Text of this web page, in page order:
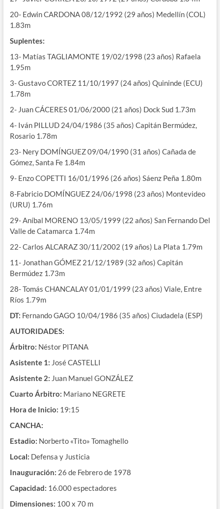
20- Edwin CARDONA 08/12/1992 (29 años) Medellín (COL)
1.83m
Suplentes:
13- Matías TAGLIAMONTE 19/02/1998 (23 años) Rafaela
1.95m
3- Gustavo CORTEZ 11/10/1997 (24 años) Quininde (ECU)
1.78m
2- Juan CÁCERES 01/06/2000 (21 años) Dock Sud 1.73m
4- Iván PILLUD 24/04/1986 (35 años) Capitán Bermúdez,
Rosario 1.78m
23- Nery DOMÍNGUEZ 09/04/1990 (31 años) Cañada de
Gómez, Santa Fe 1.84m
9- Enzo COPETTI 16/01/1996 (26 años) Sáenz Peña 1.80m
8-Fabricio DOMÍNGUEZ 24/06/1998 (23 años) Montevideo
(URU) 1.76m
29- Aníbal MORENO 13/05/1999 (22 años) San Fernando Del
Valle de Catamarca 1.74m
22- Carlos ALCARAZ 30/11/2002 (19 años) La Plata 1.79m
11- Jonathan GÓMEZ 21/12/1989 (32 años) Capitán
Bermúdez 1.73m
28- Tomás CHANCALAY 01/01/1999 (23 años) Viale, Entre
Ríos 1.79m
DT: Fernando GAGO 10/04/1986 (35 años) Ciudadela (ESP)
AUTORIDADES:
Árbitro: Néstor PITANA
Asistente 1: José CASTELLI
Asistente 2: Juan Manuel GONZÁLEZ
Cuarto Árbitro: Mariano NEGRETE
Hora de Inicio: 19:15
CANCHA:
Estadio: Norberto «Tito» Tomaghello
Local: Defensa y Justicia
Inauguración: 26 de Febrero de 1978
Capacidad: 16.000 espectadores
Dimensiones: 100 x 70 m